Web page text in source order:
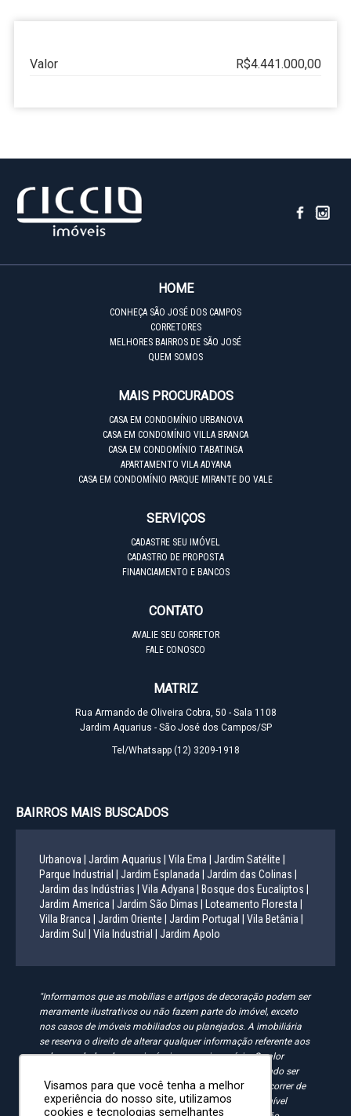
Valor R$4.441.000,00
HOME
CONHEÇA SÃO JOSÉ DOS CAMPOS
CORRETORES
MELHORES BAIRROS DE SÃO JOSÉ
QUEM SOMOS
MAIS PROCURADOS
CASA EM CONDOMÍNIO URBANOVA
CASA EM CONDOMÍNIO VILLA BRANCA
CASA EM CONDOMÍNIO TABATINGA
APARTAMENTO VILA ADYANA
CASA EM CONDOMÍNIO PARQUE MIRANTE DO VALE
SERVIÇOS
CADASTRE SEU IMÓVEL
CADASTRO DE PROPOSTA
FINANCIAMENTO E BANCOS
CONTATO
AVALIE SEU CORRETOR
FALE CONOSCO
MATRIZ
Rua Armando de Oliveira Cobra, 50 - Sala 1108
Jardim Aquarius - São José dos Campos/SP
Tel/Whatsapp (12) 3209-1918
BAIRROS MAIS BUSCADOS
Urbanova | Jardim Aquarius | Vila Ema |
Jardim Satélite |
Parque Industrial |
Jardim Esplanada |
Jardim das Colinas |
Jardim das Indústrias |
Vila Adyana |
Bosque dos Eucaliptos |
Jardim America |
Jardim São Dimas |
Loteamento Floresta |
Villa Branca |
Jardim Oriente | Jardim Portugal |
Vila Betânia |
Jardim Sul |
Vila Industrial | Jardim Apolo
"Informamos que as mobílias e artigos de decoração podem ser
meramente ilustrativos ou não fazem parte do imóvel, exceto
nos casos de imóveis mobiliados ou planejados. A imobiliária
se reserva o direito de alterar qualquer informação referente aos
valores e dados de seus imóveis sem aviso prévio. O valor
anunciado do condomínio e IPTU é aproximado, podendo ser
maior, menor ou mesmo passível de alteração. Pode ocorrer de
algum imóvel anunciado no site não estar mais disponível
Visamos para que você tenha a melhor
experiência do nosso site, utilizamos
cookies e tecnologias semelhantes